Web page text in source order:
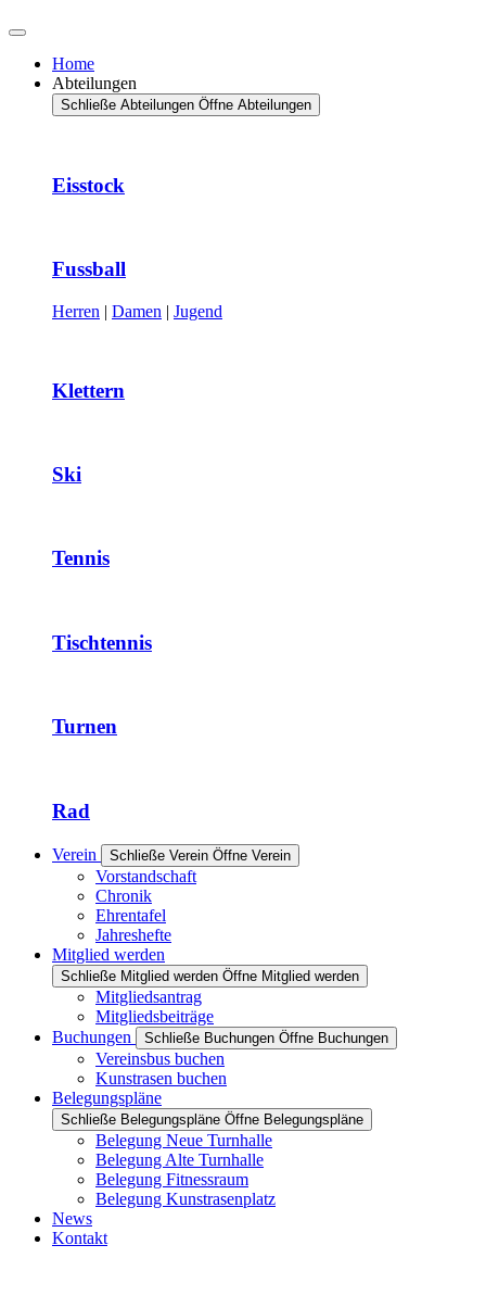
Home
Abteilungen
Schließe Abteilungen Öffne Abteilungen
Eisstock
Fussball
Herren | Damen | Jugend
Klettern
Ski
Tennis
Tischtennis
Turnen
Rad
Verein Schließe Verein Öffne Verein
Vorstandschaft
Chronik
Ehrentafel
Jahreshefte
Mitglied werden
Schließe Mitglied werden Öffne Mitglied werden
Mitgliedsantrag
Mitgliedsbeiträge
Buchungen
Schließe Buchungen Öffne Buchungen
Vereinsbus buchen
Kunstrasen buchen
Belegungspläne
Schließe Belegungspläne Öffne Belegungspläne
Belegung Neue Turnhalle
Belegung Alte Turnhalle
Belegung Fitnessraum
Belegung Kunstrasenplatz
News
Kontakt